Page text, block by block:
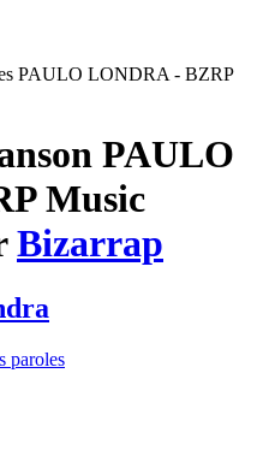
PAULO LONDRA - BZRP
PAULO
Music
Bizarrap
paroles